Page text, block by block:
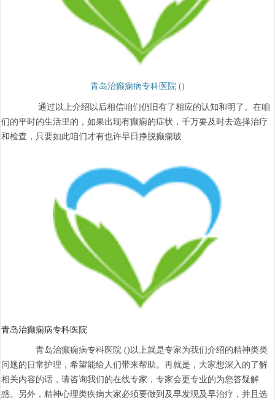
青岛治癫痫病专科医院 ()
通过以上介绍以后相信咱们仍旧有了相应的认知和明了。在咱
们的平时的生活里的，如果出现有癫痫的症状，千万要及时去选择治疗
和检查，只要如此咱们才有也许早日挣脱癫痫玻
青岛治癫痫病专科医院
青岛治癫痫病专科医院 ()以上就是专家为我们介绍的精神类类
问题的日常护理，希望能给人们带来帮助。再就是，大家想深入的了解
相关内容的话，请咨询我们的在线专家，专家会更专业的为您答疑解
惑。另外，精神心理类疾病大家必须要做到及早发现及早治疗，并且选